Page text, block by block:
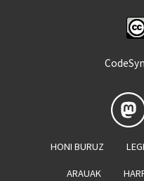
HONI BURUZ
ARAUAK